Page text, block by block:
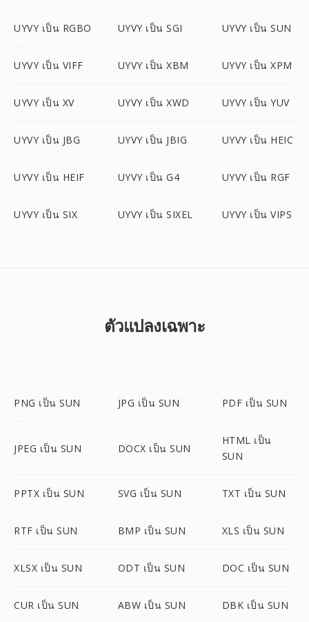
UYVY เป็น RGBO UYVY เป็น SGI UYVY เป็น SUN
UYVY เป็น VIFF UYVY เป็น XBM UYVY เป็น XPM
UYVY เป็น XV UYVY เป็น XWD UYVY เป็น YUV
UYVY เป็น JBG UYVY เป็น JBIG UYVY เป็น HEIC
UYVY เป็น HEIF UYVY เป็น G4 UYVY เป็น RGF
UYVY เป็น SIX UYVY เป็น SIXEL UYVY เป็น VIPS
ตัวแปลงเฉพาะ
PNG เป็น SUN JPG เป็น SUN PDF เป็น SUN
JPEG เป็น SUN DOCX เป็น SUN
HTML เป็น
SUN
PPTX เป็น SUN SVG เป็น SUN TXT เป็น SUN
RTF เป็น SUN BMP เป็น SUN XLS เป็น SUN
XLSX เป็น SUN ODT เป็น SUN DOC เป็น SUN
CUR เป็น SUN ABW เป็น SUN DBK เป็น SUN